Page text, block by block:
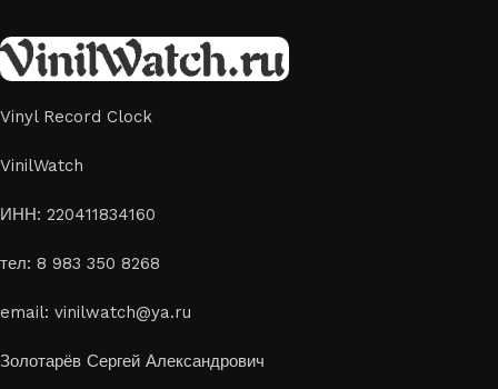
аксессуар идеально подойдет для гостиной, спальни,
офиса или даже для оформления кафе, студии или
творческого пространства.
Картины на стекле и дереве
Лазерная гравировка на стекле или дереве, оригинальный
или украсить свой дом
украсить пространство, лазерная гравировка фото по дереву
Vinyl Record Clock
VinilWatch
ИНН: 220411834160
тел: 8 983 350 8268
email: vinilwatch@ya.ru
Золотарёв Сергей Александрович